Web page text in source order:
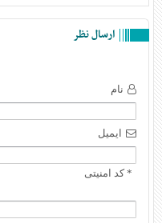
ارسال نظر
نام
ایمیل
* کد امنیتی